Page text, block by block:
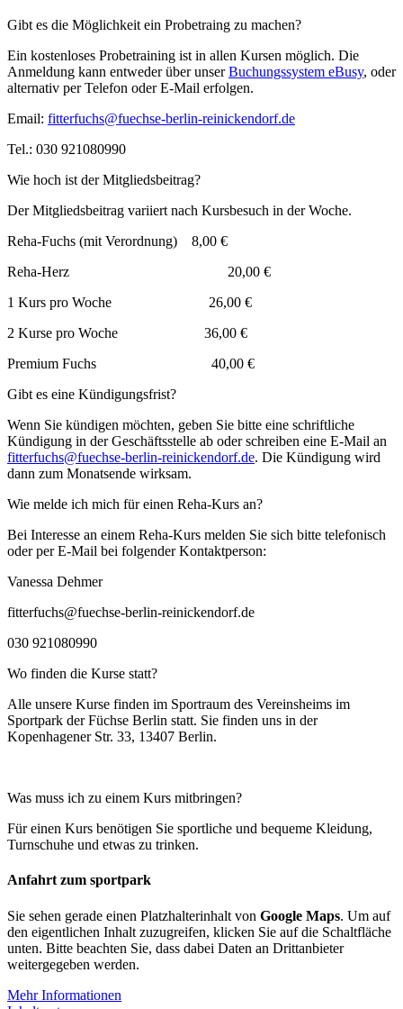
Gibt es die Möglichkeit ein Probetraing zu machen?
Ein kostenloses Probetraining ist in allen Kursen möglich. Die
Anmeldung kann entweder über unserBuchungssystem eBusy, oder
alternativ per Telefon oder E-Mail erfolgen.
Email: fitterfuchs@fuechse-berlin-reinickendorf.de
Tel.: 030 921080990
Wie hoch ist der Mitgliedsbeitrag?
Der Mitgliedsbeitrag variiert nach Kursbesuch in der Woche.
Reha-Fuchs (mit Verordnung) 8,00 €
Reha-Herz 20,00 €
1 Kurs pro Woche 26,00 €
2 Kurse pro Woche 36,00 €
Premium Fuchs 40,00 €
Gibt es eine Kündigungsfrist?
Wenn Sie kündigen möchten, geben Sie bitte eine schriftliche
Kündigung in der Geschäftsstelle ab oder schreiben eine E-Mail an
fitterfuchs@fuechse-berlin-reinickendorf.de. Die Kündigung wird
dann zum Monatsende wirksam.
Wie melde ich mich für einen Reha-Kurs an?
Bei Interesse an einem Reha-Kurs melden Sie sich bitte telefonisch
oder per E-Mail bei folgender Kontaktperson:
Vanessa Dehmer
fitterfuchs@fuechse-berlin-reinickendorf.de
030 921080990
Wo finden die Kurse statt?
Alle unsere Kurse finden im Sportraum des Vereinsheims im
Sportpark der Füchse Berlin statt. Sie finden uns in der
Kopenhagener Str. 33, 13407 Berlin.
Was muss ich zu einem Kurs mitbringen?
Für einen Kurs benötigen Sie sportliche und bequeme Kleidung,
Turnschuhe und etwas zu trinken.
Anfahrt zum sportpark
Sie sehen gerade einen Platzhalterinhalt von Google Maps. Um auf
den eigentlichen Inhalt zuzugreifen, klicken Sie auf die Schaltfläche
unten. Bitte beachten Sie, dass dabei Daten an Drittanbieter
weitergegeben werden.
Mehr Informationen